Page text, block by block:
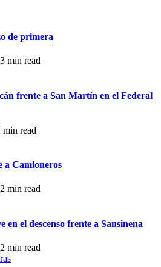
de primera
3 min read
frente a San Martín en el Federal
min read
a Camioneros
2 min read
el descenso frente a Sansinena
2 min read